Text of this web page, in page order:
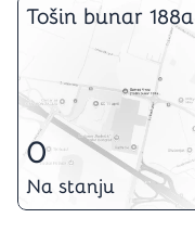
Tošin bunar 188a
0
Na stanju